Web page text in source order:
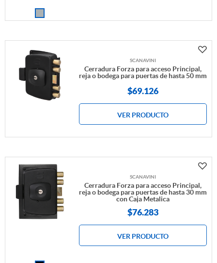
SCANAVINI
Cerradura Forza para acceso Principal,
reja o bodega para puertas de hasta 50 mm
$69.126
VER PRODUCTO
SCANAVINI
Cerradura Forza para acceso Principal,
reja o bodega para puertas de hasta 30 mm
con Caja Metalica
$76.283
VER PRODUCTO